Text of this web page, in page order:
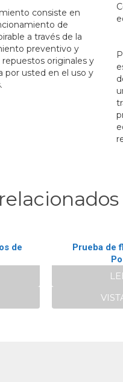
consiste en
de
a través de la
preventivo y
originales y
por usted en el uso y
de
Prueba de